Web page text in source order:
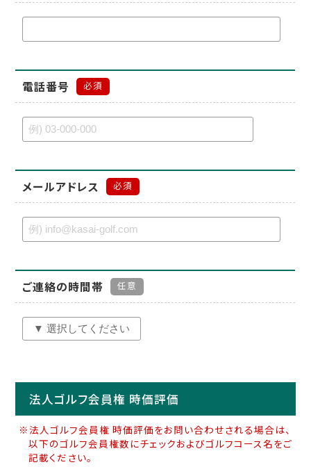
電話番号 必須
メールアドレス 必須
ご連絡の時間帯 任意
法人ゴルフ会員権 時価評価
※法人ゴルフ会員権 時価評価をお問い合わせされる場合は、
以下のゴルフ会員権数にチェックおよびゴルフコース名をご
記載ください。